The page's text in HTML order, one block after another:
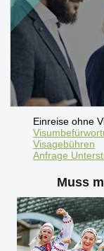
Einreise ohne
Visagebühren
Anfrage
Muss